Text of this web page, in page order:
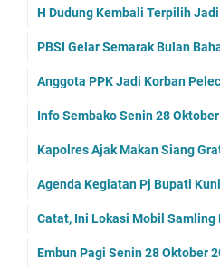
H Dudung Kembali Terpilih
PBSI Gelar Semarak Bulan
Anggota PPK Jadi Korban
Info Sembako Senin 28
Kapolres Ajak Makan Siang
Agenda Kegiatan Pj Bupati
Catat, Ini Lokasi Mobil Samling
Embun Pagi Senin 28 Oktober